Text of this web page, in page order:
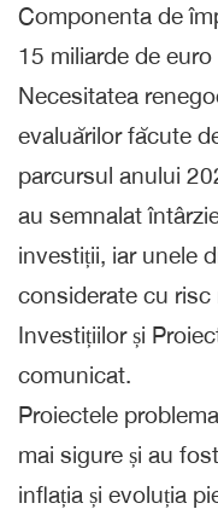
Componenta de
15 miliarde de
Necesitatea
evaluărilor făcute
parcursul anului
au semnalat
investiții, iar unele
considerate cu risc
Investițiilor și
comunicat.
Proiectele
mai sigure și au
inflația și evoluția